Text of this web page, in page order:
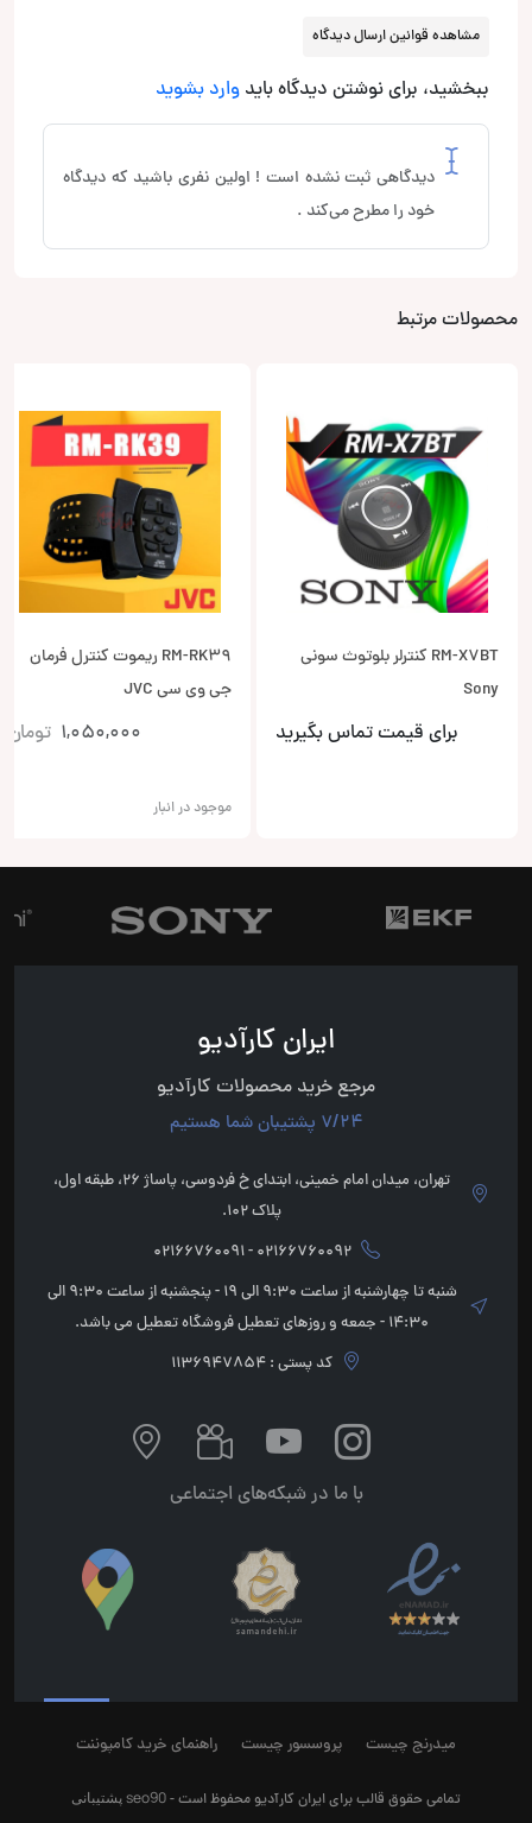
مشاهده قوانین ارسال دیدگاه
ببخشید، برای نوشتن دیدگاه باید وارد بشوید
دیدگاهی ثبت نشده است ! اولین نفری باشید که دیدگاه
خود را مطرح می‌کند .
محصولات مرتبط
RM-X7BT کنترلر بلوتوث سونی
Sony
برای قیمت تماس بگیرید
RM-RK39 ریموت کنترل فرمان
جی وی سی JVC
1,050,000 تومان
موجود در انبار
ایران کارآدیو
مرجع خرید محصولات کارآدیو
7/24 پشتیبان شما هستیم
تهران، میدان امام خمینی، ابتدای خ فردوسی، پاساژ 26، طبقه اول،
پلاک 102.
02166760092 - 02166760091
شنبه تا چهارشنبه از ساعت 9:30 الی 19 - پنجشنبه از ساعت 9:30 الی
14:30 - جمعه و روزهای تعطیل فروشگاه تعطیل می باشد.
کد پستی : 1136947854
با ما در شبکه‌های اجتماعی
میدرنج چیست پروسسور چیست راهنمای خرید کامپوننت
تمامی حقوق قالب برای ایران کارآدیو محفوظ است -seo90پشتیبانی